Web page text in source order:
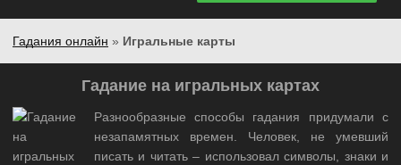
Гадания онлайн » Игральные карты
Гадание на игральных картах
Разнообразные способы гадания придумали с
незапамятных времен. Человек, не умевший
писать и читать – использовал символы, знаки и